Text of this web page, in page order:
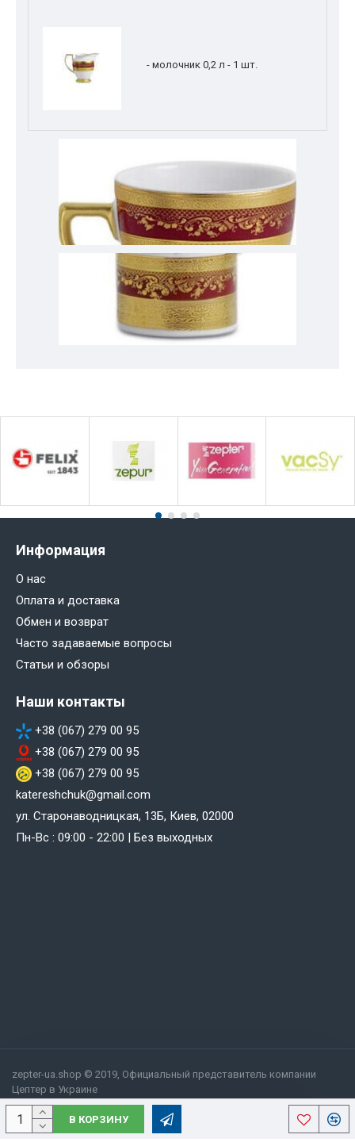
В КОРЗИНУ
- молочник 0,2 л - 1 шт.
Информация
О нас
Оплата и доставка
Обмен и возврат
Часто задаваемые вопросы
Статьи и обзоры
Наши контакты
+38 (067) 279 00 95
+38 (067) 279 00 95
+38 (067) 279 00 95
katereshchuk@gmail.com
ул. Старонаводницкая, 13Б, Киев, 02000
Пн-Вс : 09:00 - 22:00 | Без выходных
zepter-ua.shop © 2019, Официальный представитель компании
Цептер в Украине